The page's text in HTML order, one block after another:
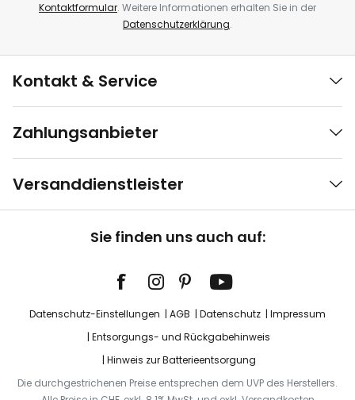
Kontaktformular. Weitere Informationen erhalten Sie in der
Datenschutzerklärung.
Kontakt & Service
Zahlungsanbieter
Versanddienstleister
Sie finden uns auch auf:
Datenschutz-Einstellungen AGB Datenschutz
Impressum
Entsorgungs- und Rückgabehinweis
Hinweis zur Batterieentsorgung
Die durchgestrichenen Preise entsprechen dem UVP des Herstellers.